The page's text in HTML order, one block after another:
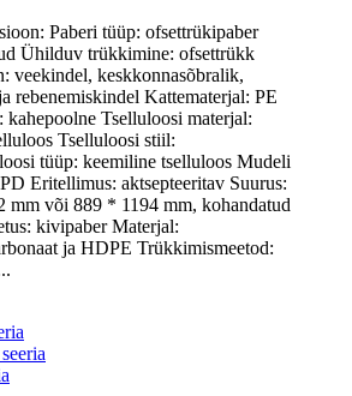
Paberi tüüp: ofsettrükipaber
Ühilduv trükkimine: ofsettrükk
veekindel, keskkonnasõbralik,
rebenemiskindel Kattematerjal: PE
kahepoolne Tselluloosi materjal:
Tselluloosi stiil:
tüüp: keemiline tselluloos Mudeli
Eritellimus: aktsepteeritav Suurus:
mm või 889 * 1194 mm, kohandatud
kivipaber Materjal:
ja HDPE Trükkimismeetod: